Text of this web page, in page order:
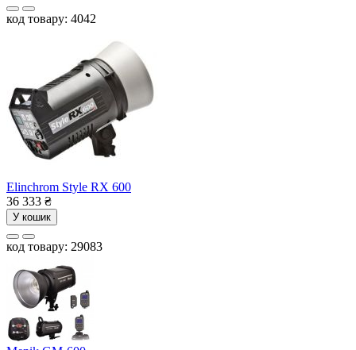
код товару: 4042
Elinchrom Style RX 600
36 333 ₴
У кошик
код товару: 29083